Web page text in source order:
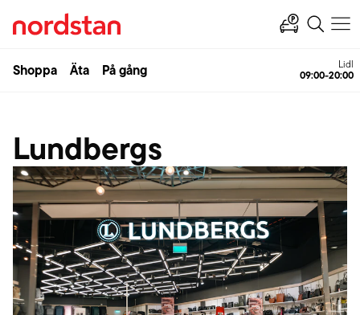
Shoppa Äta På gång Lidl
09:00-20:00
Lundbergs